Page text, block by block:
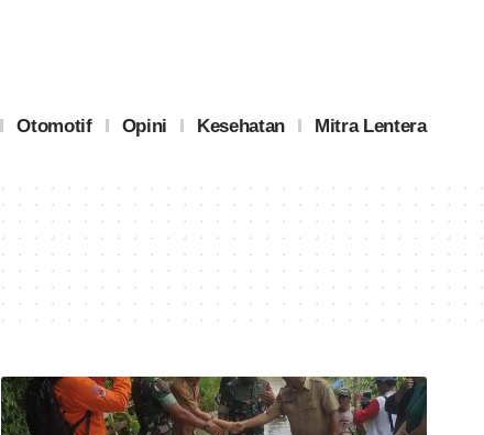
Otomotif Opini Kesehatan Mitra Lentera